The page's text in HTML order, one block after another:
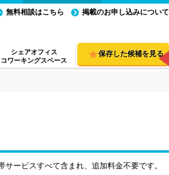
シェアオフィス
コワーキングスペース
無料相談はこちら 掲載のお申し込みについて
保存した候補を見る
ービスすべて含まれ、追加料金不要です。